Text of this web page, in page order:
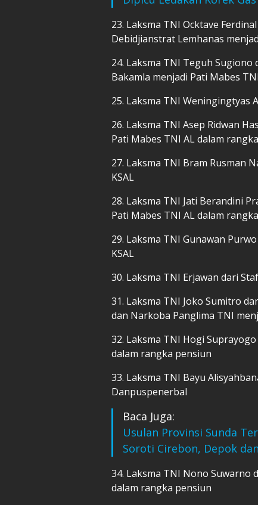
23. Laksma TNI Ocktave
Debidjianstrat Lemhanas
24. Laksma TNI Teguh Sugiono
Bakamla menjadi Pati Mabes
25. Laksma TNI Weningingtyas
26. Laksma TNI Asep Ridwan
Pati Mabes TNI AL dalam
27. Laksma TNI Bram Rusman
KSAL
28. Laksma TNI Jati Berandini
Pati Mabes TNI AL dalam
29. Laksma TNI Gunawan
KSAL
30. Laksma TNI Erjawan dari
31. Laksma TNI Joko Sumitro
dan Narkoba Panglima TNI
32. Laksma TNI Hogi
dalam rangka pensiun
33. Laksma TNI Bayu
Danpuspenerbal
Baca Juga:
Usulan Provinsi Sunda
Soroti Cirebon, Depok
34. Laksma TNI Nono Suwarno
dalam rangka pensiun